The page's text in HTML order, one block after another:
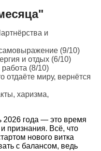
и
(9/10)
и отдых (6/10)
(8/10)
отдаёте миру, вернётся
харизма,
2026 года — это время
признания. Всё, что
нового витка
с балансом, ведь